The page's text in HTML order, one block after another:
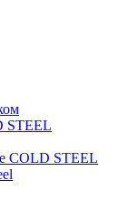
STEEL
COLD STEEL